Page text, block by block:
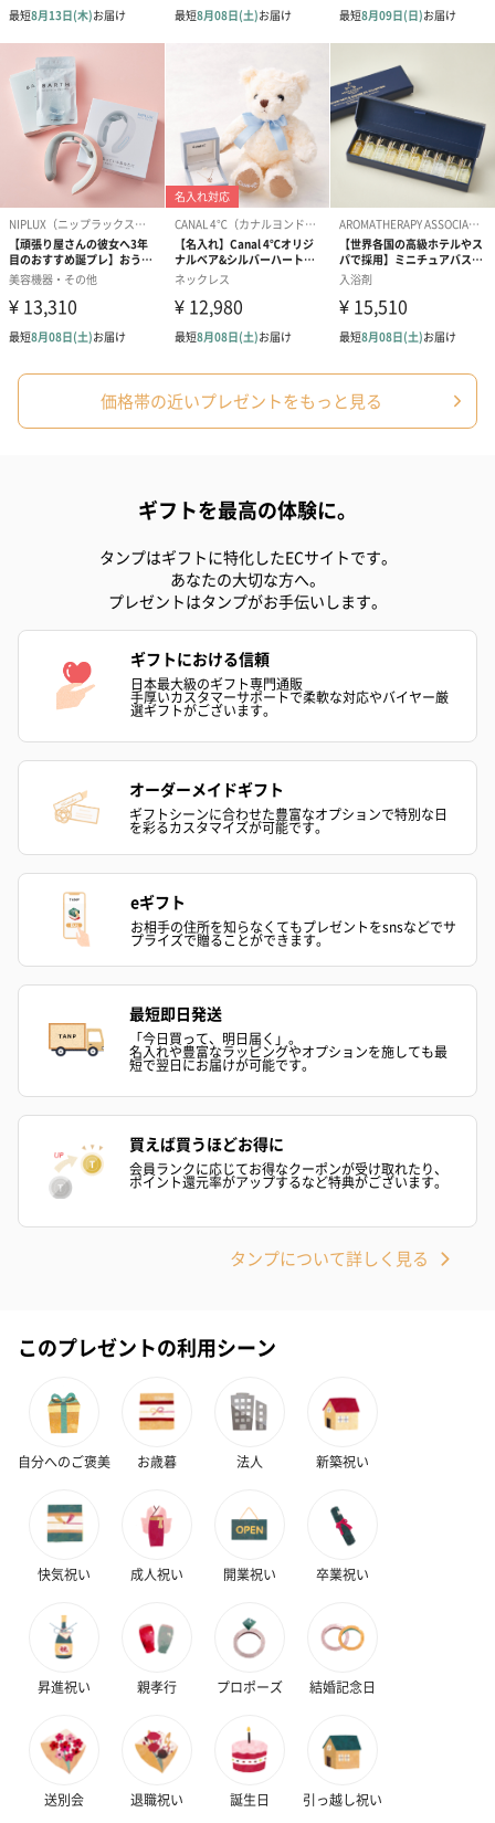
あり（通常）（550円）
紙袋
お渡し用の紙袋です。
商品に合わせたサイズをお届けします。
メッセージカード（通常・写真・グリーティング）
誕生日や結婚祝い・出産祝いなど、様々なシーンのメッセージカ
ードを同梱します。
ード（680円）
生花のブーケを同梱します。
※9-15時にご注文いただく場合、最短のお届け可能日が通常より
も1日遅くなります。
ドライフラワー・プリザーブドフラワー
自然のお花で作ったドライフラワー・プリザーブドフラワーを同
梱します。
い。パッケージに入れてお届けします。
プリザーブドフラワー
ブーケ（ピンク）
（2,580円）
プリザーブドフラワー
ブーケ（ブルー）
（2,580円）
価格帯の近いプレゼントをもっと見る
ギフトを最高の体験に。
タンプはギフトに特化したECサイトです。
あなたの大切な方へ。
プレゼントはタンプがお手伝いします。
ギフトにおける信頼
日本最大級のギフト専門通販
手厚いカスタマーサポートで柔軟な対応やバイヤー厳
選ギフトがございます。
オーダーメイドギフト
ギフトシーンに合わせた豊富なオプションで特別な日
を彩るカスタマイズが可能です。
eギフト
お相手の住所を知らなくてもプレゼントをsnsなどでサ
プライズで贈ることができます。
最短即日発送
「今日買って、明日届く」。
名入れや豊富なラッピングやオプションを施しても最
短で翌日にお届けが可能です。
買えば買うほどお得に
会員ランクに応じてお得なクーポンが受け取れたり、
ポイント還元率がアップするなど特典がございます。
タンプについて詳しく見る
このプレゼントの利用シーン
自分へのご褒美 お歳暮 法人 新築祝い
快気祝い 成人祝い 開業祝い 卒業祝い
昇進祝い 親孝行 プロポーズ 結婚記念日
送別会 退職祝い 誕生日 引っ越し祝い